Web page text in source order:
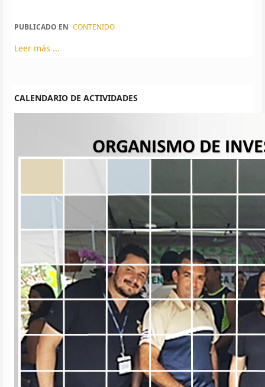
PUBLICADO EN CONTENIDO
Leer más ...
CALENDARIO DE ACTIVIDADES